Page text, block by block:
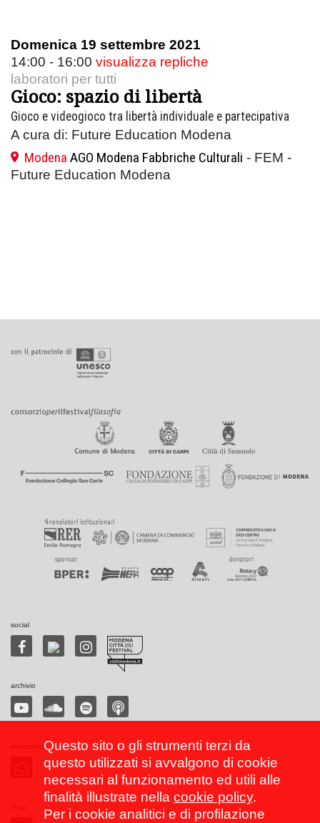
Domenica 19 settembre 2021
14:00 - 16:00 visualizza repliche
laboratori per tutti
Gioco: spazio di libertà
Gioco e videogioco tra libertà individuale e partecipativa
A cura di: Future Education Modena
Modena AGO Modena Fabbriche Culturali - FEM -
Future Education Modena
social
archivio
Questo sito o gli strumenti terzi da
questo utilizzati si avvalgono di cookie
necessari al funzionamento ed utili alle
finalità illustrate nella cookie policy.
Per i cookie analitici e di profilazione